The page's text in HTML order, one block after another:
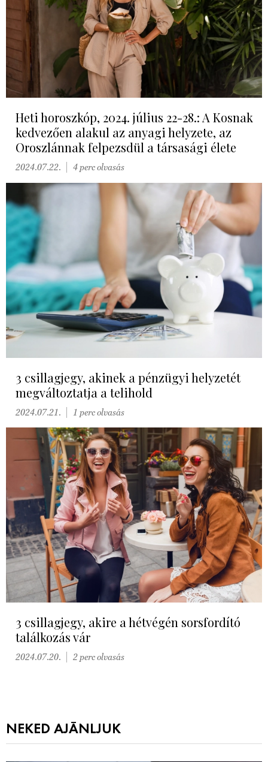
Heti horoszkóp, 2024. július 22-28.: A Kosnak
kedvezően alakul az anyagi helyzete, az
Oroszlánnak felpezsdül a társasági élete
2024.07.22. 4 perc olvasás
3 csillagjegy, akinek a pénzügyi helyzetét
megváltoztatja a telihold
2024.07.21. 1 perc olvasás
3 csillagjegy, akire a hétvégén sorsfordító
találkozás vár
2024.07.20. 2 perc olvasás
NEKED AJÁNLJUK